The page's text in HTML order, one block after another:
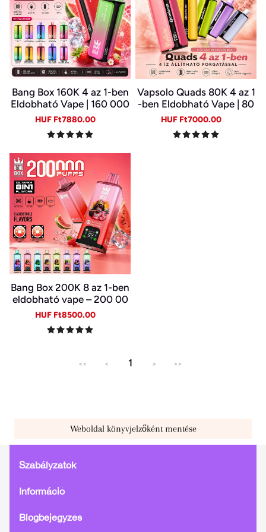
Bang Box 160K 4 az 1-ben
Eldobható Vape | 160 000
Slukk | 4 Íz Egy Készülékb
en | Type-C | 0–5% Nikotin
Sale
HUF Ft7880.00
Vapsolo Quads 80K 4 az 1
-ben Eldobható Vape | 80
000 Slukk, Több Íz Egy Ké
szülékben
Sale
HUF Ft7000.00
Bang Box 200K 8 az 1-ben
eldobható vape – 200 00
0 slukk, 10 íz
Sale
HUF Ft8500.00
<< < 1 > >>
Weboldal könyvjelzőként mentése
Szabályzatok
Információ
Blogbejegyzés